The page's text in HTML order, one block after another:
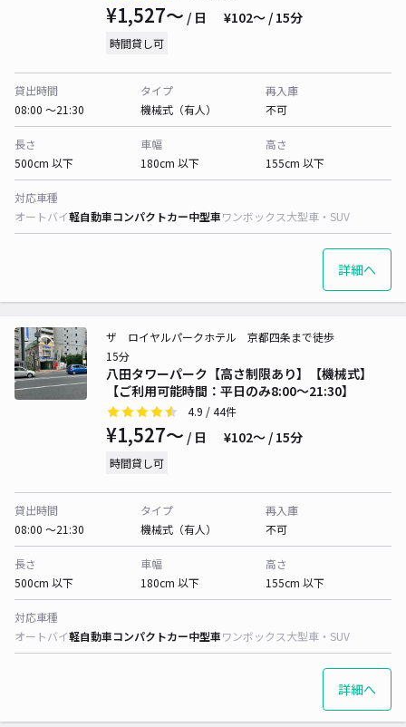
¥1,527〜 / 日 ¥102〜 / 15分
時間貸し可
貸出時間
08:00 〜21:30
タイプ
機械式（有人）
再入庫
不可
長さ
500cm 以下
車幅
180cm 以下
高さ
155cm 以下
対応車種
オートバイ軽自動車コンパクトカー中型車ワンボックス大型車・SUV
詳細へ
八田タワーパーク【高さ制限あり】【機械式】
【ご利用可能時間：平日のみ8:00～21:30】
ザ ロイヤルパークホテル 京都四条まで徒歩
15分
4.9 / 44件
¥1,527〜 / 日 ¥102〜 / 15分
時間貸し可
貸出時間
08:00 〜21:30
タイプ
機械式（有人）
再入庫
不可
長さ
500cm 以下
車幅
180cm 以下
高さ
155cm 以下
対応車種
オートバイ軽自動車コンパクトカー中型車ワンボックス大型車・SUV
詳細へ